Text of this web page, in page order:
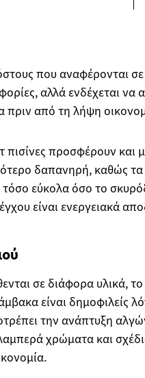
που αναφέρονται
αλλά ενδέχεται
πριν από τη λήψη
πισίνες προσφέρουν
δαπανηρή, καθώς τα
εύκολα όσο το
είναι ενεργειακά
σε διάφορα υλικά,
είναι δημοφιλείς
την ανάπτυξη
χρώματα και